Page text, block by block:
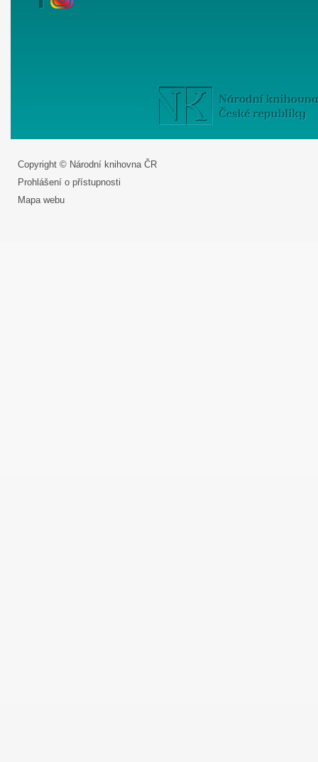
Copyright © Národní knihovna ČR
Prohlášení o přístupnosti
Mapa webu